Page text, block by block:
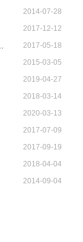
2014-07-28
2017-12-12
2017-05-18
2015-03-05
2019-04-27
2018-03-14
2020-03-13
2017-07-09
2017-09-19
2018-04-04
2014-09-04